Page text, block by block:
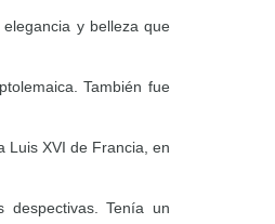
y belleza que
También fue
Luis XVI de Francia, en
Tenía un